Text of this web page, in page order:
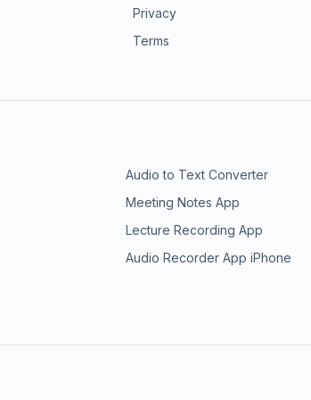
Privacy
Terms
Audio to Text Converter
Meeting Notes App
Lecture Recording App
Audio Recorder App iPhone